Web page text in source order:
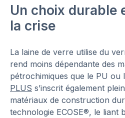
Un choix durable
la crise
La laine de verre utilise du
rend moins dépendante des
pétrochimiques que le PU ou
PLUS s’inscrit également
matériaux de construction
technologie ECOSE®, le liant